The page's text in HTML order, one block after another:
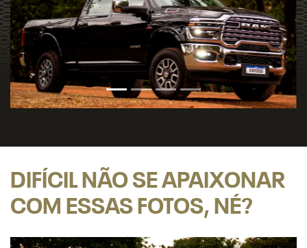
DIFÍCIL NÃO SE APAIXONAR
COM ESSAS FOTOS, NÉ?